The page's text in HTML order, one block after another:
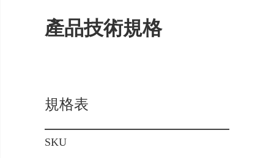
產品技術規格
規格表
SKU